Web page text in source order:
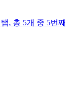
탭, 총 5개 중 5번째